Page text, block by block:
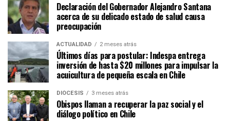
Declaración del Gobernador Alejandro Santana
acerca de su delicado estado de salud causa
preocupación
ACTUALIDAD 2 meses atrás
Últimos días para postular: Indespa entrega
inversión de hasta $20 millones para impulsar la
acuicultura de pequeña escala en Chile
DIÓCESIS 3 meses atrás
Obispos llaman a recuperar la paz social y el
diálogo político en Chile